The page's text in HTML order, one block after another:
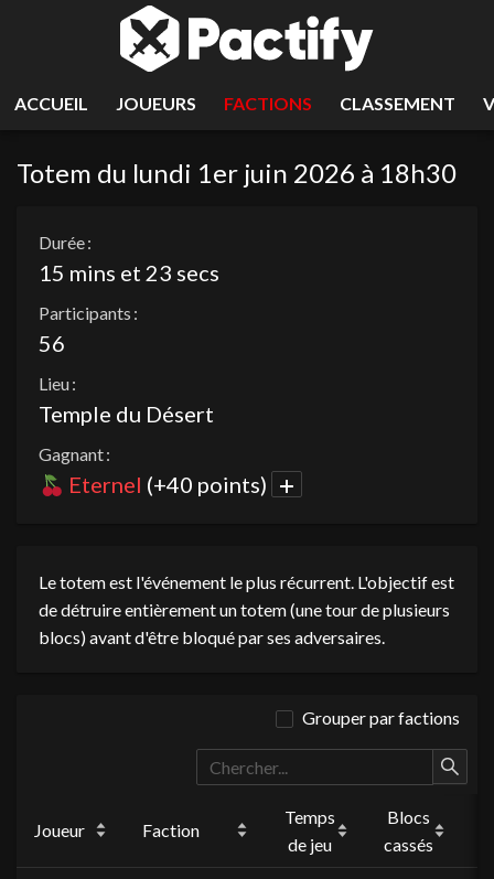
ACCUEIL JOUEURS FACTIONS CLASSEMENT
Totem du lundi 1er juin 2026 à 18h30
Durée :
15 mins et 23 secs
Participants :
56
Lieu :
Temple du Désert
Gagnant :
Eternel (+40 points)
Le totem est l'événement le plus récurrent. L'objectif est
de détruire entièrement un totem (une tour de plusieurs
blocs) avant d'être bloqué par ses adversaires.
Grouper par factions
Joueur Faction
Temps
de jeu
Blocs
cassés